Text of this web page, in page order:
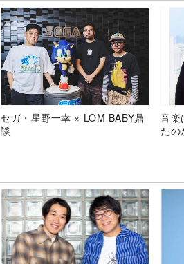
セガ・星野一幸 × LOM BABY鼎
談
音楽
たの